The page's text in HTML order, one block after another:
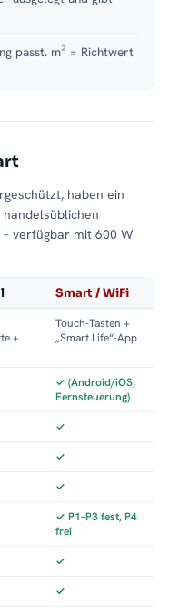
passt. m² = Richtwert
haben ein
verfügbar mit 600 W
Smart / WiFi
+
Touch-Tasten +
„Smart Life“-App
✓ (Android/iOS,
Fernsteuerung)
✓
✓
✓
✓ P1–P3 fest, P4
frei
✓
✓